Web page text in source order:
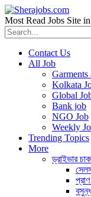
Most Read Jobs Site
Contact Us
All Job
Garments
Kolkata
Global
Bank job
NGO Job
Weekly
Trending Topics
More
ড্রাইভার